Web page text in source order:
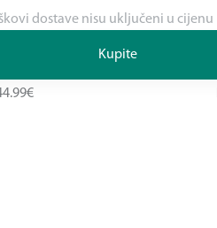
dostave nisu uključeni u cijenu
Kupite